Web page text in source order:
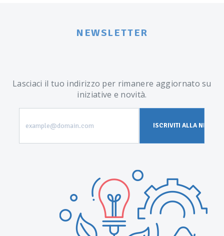
NEWSLETTER
Lasciaci il tuo indirizzo per rimanere aggiornato su
iniziative e novità.
example@domain.com